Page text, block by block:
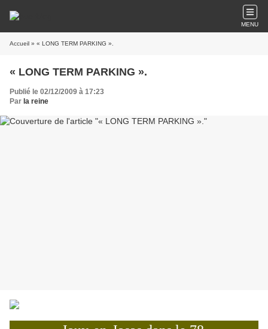
MENU
Accueil » « LONG TERM PARKING ».
« LONG TERM PARKING ».
Publié le 02/12/2009 à 17:23
Par la reine